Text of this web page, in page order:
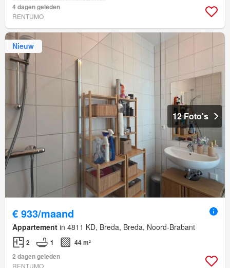
4 dagen geleden
RENTUMO
Nieuw
12 Foto's
€ 933/maand
Appartement in 4811 KD, Breda, Breda, Noord-Brabant
2 1
44 m²
2 dagen geleden
RENTUMO